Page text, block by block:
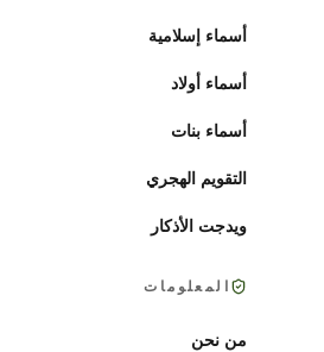
أسماء إسلامية
أسماء أولاد
أسماء بنات
التقويم الهجري
ويدجت الأذكار
المعلومات
من نحن